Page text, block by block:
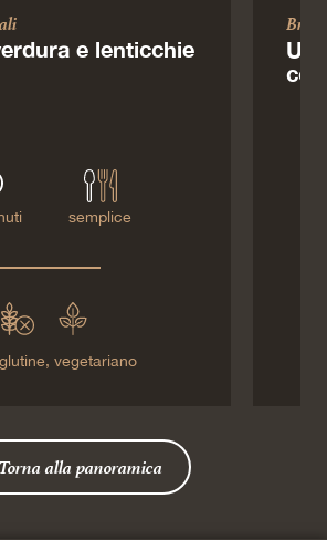
e lenticchie
semplice
vegetariano
Torna alla panoramica